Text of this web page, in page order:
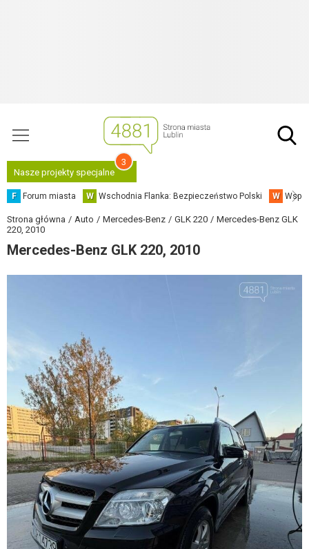
Nasze projekty specjalne
3
F Forum miasta W Wschodnia Flanka: Bezpieczeństwo Polski W
Strona główna Auto Mercedes-Benz GLK 220
Mercedes-Benz GLK
220, 2010
Mercedes-Benz GLK 220, 2010